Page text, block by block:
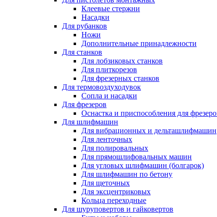
Клеевые стержни
Насадки
Для рубанков
Ножи
Дополнительные принадлежности
Для станков
Для лобзиковых станков
Для плиткорезов
Для фрезерных станков
Для термовоздуходувок
Сопла и насадки
Для фрезеров
Оснастка и приспособления для
Для шлифмашин
Для вибрационных и дельташлифмашин
Для ленточных
Для полировальных
Для прямошлифовальных машин
Для угловых шлифмашин (болгарок)
Для шлифмашин по бетону
Для щеточных
Для эксцентриковых
Кольца переходные
Для шуруповертов и гайковертов